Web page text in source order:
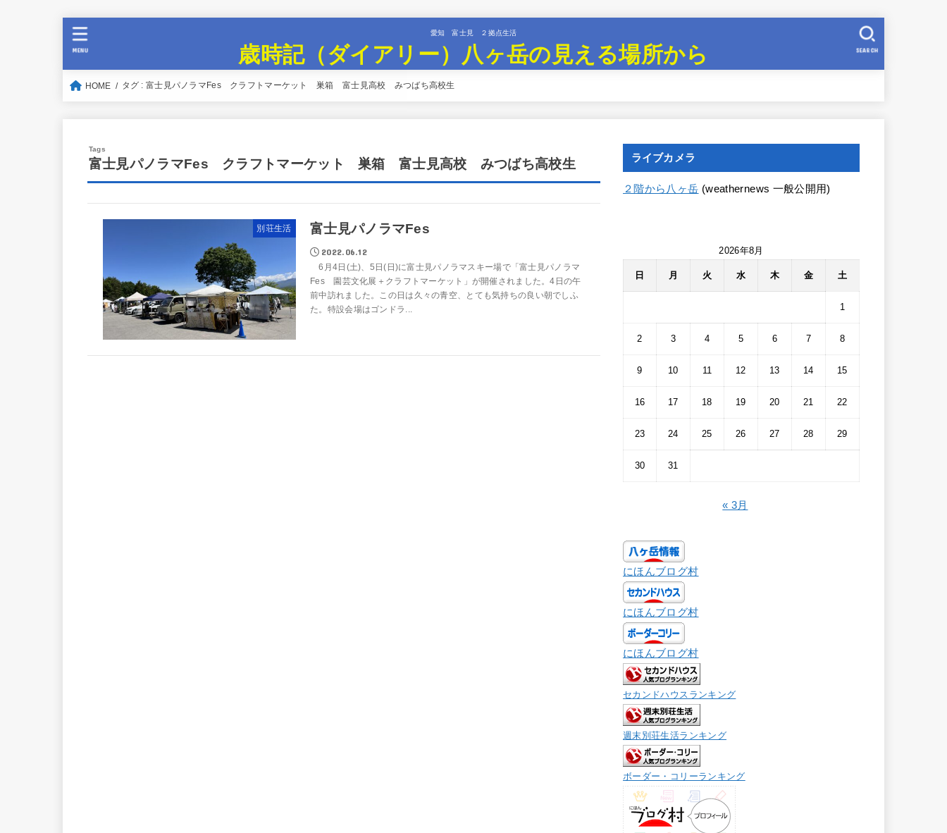
愛知 富士見 ２拠点生活
歳時記（ダイアリー）八ヶ岳の見える場所から SEARCH
MENU
HOME タグ : 富士見パノラマFes クラフトマーケット 巣箱 富士見高校 みつばち高校生
富士見パノラマFes クラフトマーケット 巣箱 富士見高校 みつばち高校生
別荘生活 富士見パノラマFes
2022.06.12
6月4日(土)、5日(日)に富士見パノラマスキー場で「富士見パノラマ
Fes 園芸文化展＋クラフトマーケット」が開催されました。4日の午
前中訪れました。この日は久々の青空、とても気持ちの良い朝でしふ
た。特設会場はゴンドラ...
ライブカメラ
２階から八ヶ岳 (weathernews 一般公開用)
2026年8月
日 月 火 水 木 金 土
1
2 3 4 5 6 7 8
9 10 11 12 13 14 15
16 17 18 19 20 21 22
23 24 25 26 27 28 29
30 31
« 3月
にほんブログ村
にほんブログ村
にほんブログ村
セカンドハウスランキング
週末別荘生活ランキング
ボーダー・コリーランキング